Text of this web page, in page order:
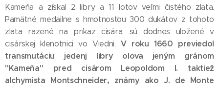
Kameňa a získal 2 libry a 11 lotov veľmi čistého zlata.
Pamätné medailne s hmotnosťou 300 dukátov z tohoto
zlata razené na príkaz cisára, sú dodnes uložené v
cisárskej klenotnici vo Viedni.V roku 1660 previedol
transmutáciu jedenj libry olova jeným gránom
"Kameňa" pred cisárom Leopoldom I. taktiež
alchymista Montschneider, známy ako J. de Monte